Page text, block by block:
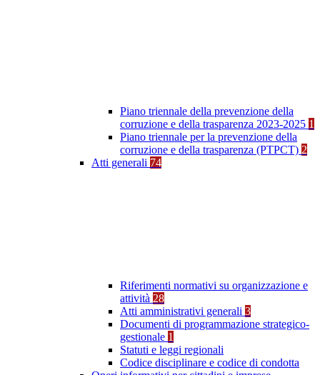
Piano triennale della prevenzione della
corruzione e della trasparenza 2023-2025 1
Piano triennale per la prevenzione della
corruzione e della trasparenza (PTPCT) 2
Atti generali 74
Riferimenti normativi su organizzazione e
attività 28
Atti amministrativi generali 3
Documenti di programmazione strategico-
gestionale 1
Statuti e leggi regionali
Codice disciplinare e codice di condotta